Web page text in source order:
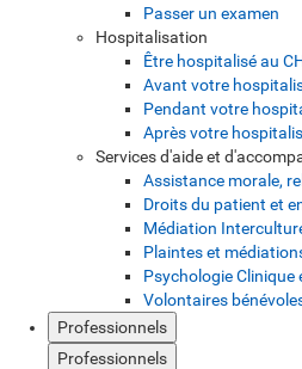
Passer un examen
Hospitalisation
Être hospitalisé au
Avant votre
Pendant votre
Après votre
Services d'aide et
Assistance morale,
Droits du patient et
Médiation
Plaintes et
Psychologie Clinique
Volontaires
Professionnels
Professionnels